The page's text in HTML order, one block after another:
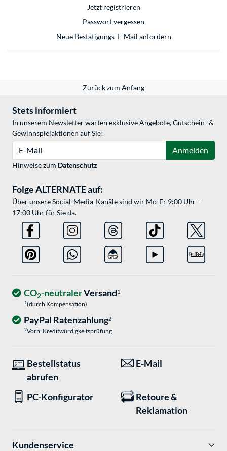
Jetzt registrieren
Passwort vergessen
Neue Bestätigungs-E-Mail anfordern
Zurück zum Anfang
Stets informiert
In unserem Newsletter warten exklusive Angebote, Gutschein- &
Gewinnspielaktionen auf Sie!
Anmelden
Hinweise zum Datenschutz
Folge ALTERNATE auf:
Über unsere Social-Media-Kanäle sind wir Mo-Fr 9:00 Uhr -
17:00 Uhr für Sie da.
CO2-neutralerVersand1
1(durch Kompensation)
PayPal Ratenzahlung2
2Vorb. Kreditwürdigkeitsprüfung
Bestellstatus
abrufen
E-Mail
PC-Konfigurator
Retoure &
Reklamation
Kundenservice